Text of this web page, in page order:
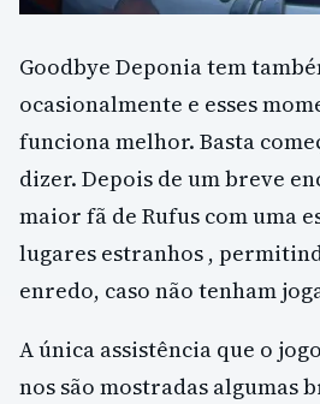
Goodbye Deponia tem
ocasionalmente e esses
funciona melhor. Basta
dizer. Depois de um breve
maior fã de Rufus com uma
lugares estranhos ,
enredo, caso não tenham
A única assistência que o
nos são mostradas algumas